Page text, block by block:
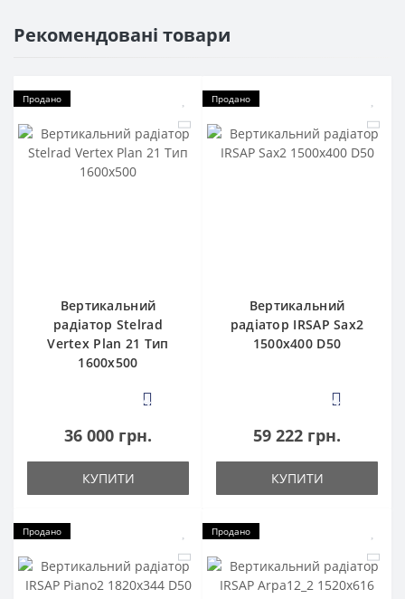
Рекомендовані товари
Продано
Вертикальний
радіатор Stelrad
Vertex Plan 21 Тип
1600x500
4
36 000 грн.
КУПИТИ
Продано
Вертикальний
радіатор IRSAP Sax2
1500x400 D50
4
59 222 грн.
КУПИТИ
Продано Продано